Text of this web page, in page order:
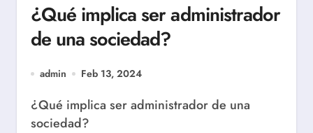
¿Qué implica ser administrador
de una sociedad?
admin Feb 13, 2024
¿Qué implica ser administrador de una
sociedad?